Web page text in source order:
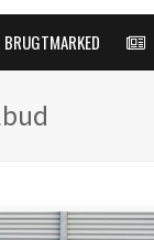
BRUGTMARKED